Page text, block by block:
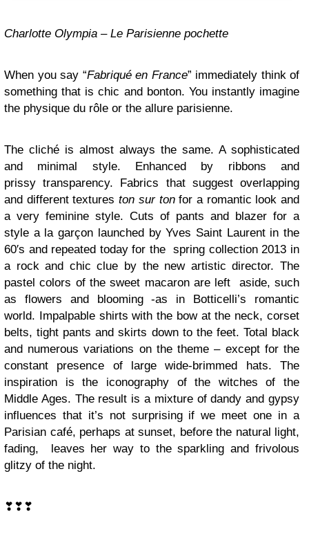
Charlotte Olympia – Le Parisienne pochette
When you say “Fabriqué en France” immediately think of
something that is chic and bonton. You instantly imagine
the physique du rôle or the allure parisienne.
The cliché is almost always the same. A sophisticated
and minimal style. Enhanced by ribbons and
prissy transparency. Fabrics that suggest overlapping
and different textureston sur tonfor a romantic look and
a very feminine style. Cuts of pants and blazer for a
style a la garçon launched by Yves Saint Laurent in the
60′s and repeated today for the spring collection 2013 in
a rock and chic clue by the new artistic director. The
pastel colors of the sweet macaron are left aside, such
as flowers and blooming -as in Botticelli’s romantic
world. Impalpable shirts with the bow at the neck, corset
belts, tight pants and skirts down to the feet. Total black
and numerous variations on the theme – except for the
constant presence of large wide-brimmed hats. The
inspiration is the iconography of the witches of the
Middle Ages. The result is a mixture of dandy and gypsy
influences that it’s not surprising if we meet one in a
Parisian café, perhaps at sunset, before the natural light,
fading, leaves her way to the sparkling and frivolous
glitzy of the night.
❣❣❣